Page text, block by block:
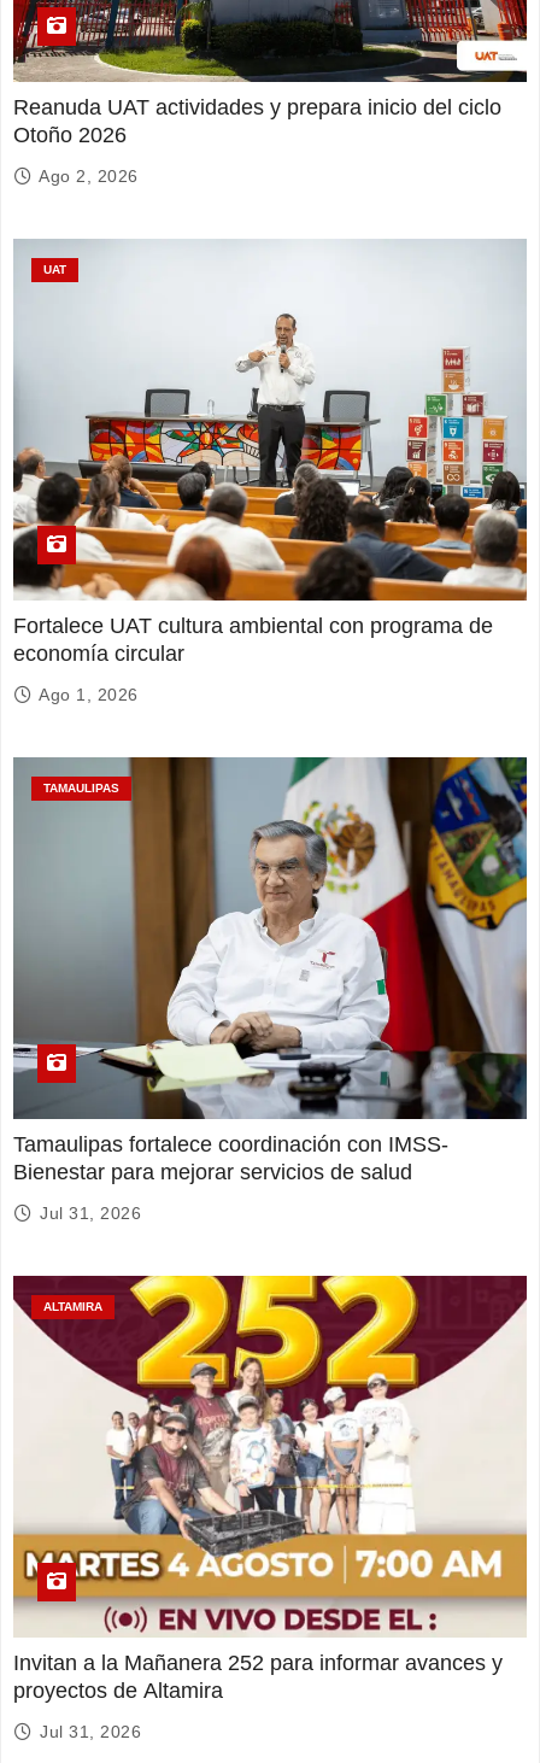
Reanuda UAT actividades y prepara inicio del ciclo
Otoño 2026
Ago 2, 2026
UAT
Fortalece UAT cultura ambiental con programa de
economía circular
Ago 1, 2026
TAMAULIPAS
Tamaulipas fortalece coordinación con IMSS-
Bienestar para mejorar servicios de salud
Jul 31, 2026
ALTAMIRA
Invitan a la Mañanera 252 para informar avances y
proyectos de Altamira
Jul 31, 2026